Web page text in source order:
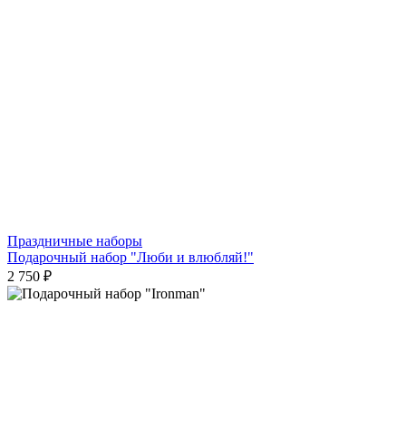
Праздничные наборы
Подарочный набор "Люби и влюбляй!"
2 750 ₽